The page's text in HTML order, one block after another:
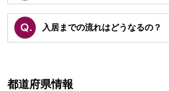
入居までの流れはどうなるの？
都道府県情報